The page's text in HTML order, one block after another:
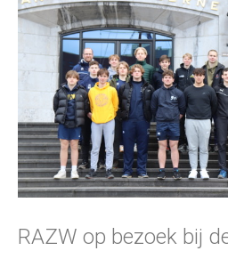
RAZW op bezoek bij